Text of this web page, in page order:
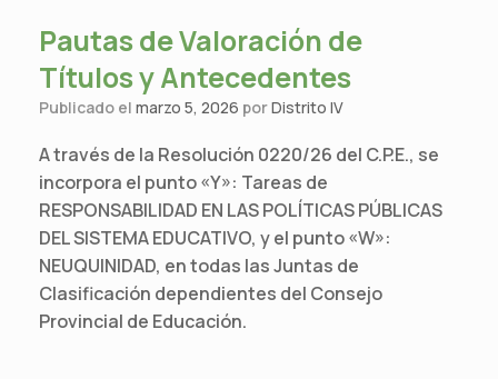
Pautas de Valoración de
Títulos y Antecedentes
Publicado el marzo 5, 2026 porDistrito IV
A través de la Resolución 0220/26 del C.P.E., se
incorpora el punto «Y»: Tareas de
RESPONSABILIDAD EN LAS POLÍTICAS PÚBLICAS
DEL SISTEMA EDUCATIVO, y el punto «W»:
NEUQUINIDAD, en todas las Juntas de
Clasificación dependientes del Consejo
Provincial de Educación.